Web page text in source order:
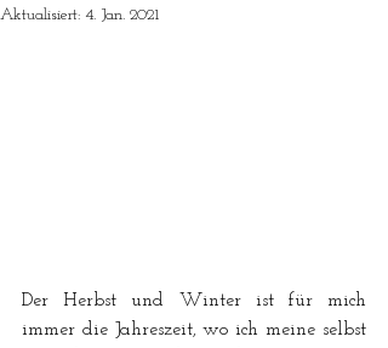
Aktualisiert: 4. Jan. 2021
Der Herbst und Winter ist für mich
immer die Jahreszeit, wo ich meine selbst